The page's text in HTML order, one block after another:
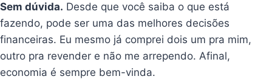
Sem dúvida. Desde que você saiba o que está
fazendo, pode ser uma das melhores decisões
financeiras. Eu mesmo já comprei dois um pra mim,
outro pra revender e não me arrependo. Afinal,
economia é sempre bem-vinda.